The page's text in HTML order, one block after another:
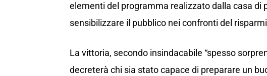
elementi del programma realizzato dalla casa di
sensibilizzare il pubblico nei confronti del
La vittoria, secondo insindacabile “spesso
decreterà chi sia stato capace di preparare un